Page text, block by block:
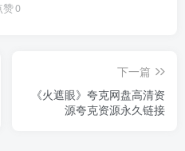
赞0
下一篇
《火遮眼》夸克网盘高清资
源夸克资源永久链接